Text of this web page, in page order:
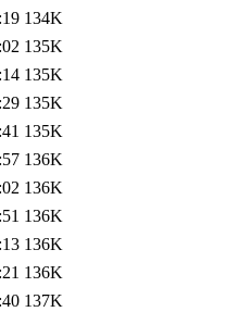
134K
135K
135K
135K
135K
136K
136K
136K
136K
136K
137K